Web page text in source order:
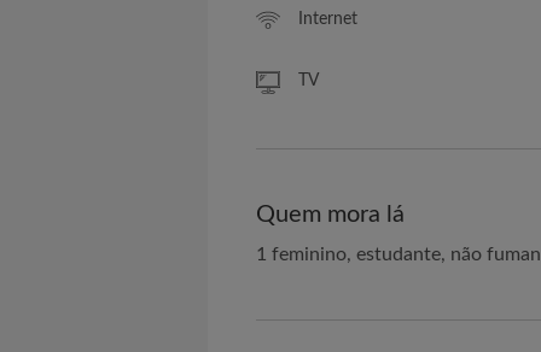
Internet
TV
Quem mora lá
1 feminino, estudante, não